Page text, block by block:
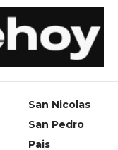
San Nicolas
San Pedro
Pais